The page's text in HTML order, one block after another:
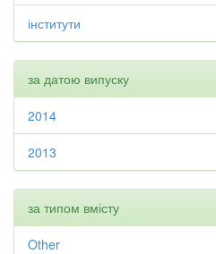
інститути
за датою випуску
2014
2013
за типом вмісту
Other